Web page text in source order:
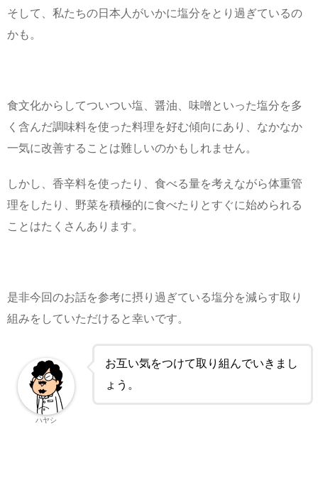
そして、私たちの日本人がいかに塩分をとり過ぎているの
かも。
食文化からしてついつい塩、醤油、味噌といった塩分を多
く含んだ調味料を使った料理を好む傾向にあり、なかなか
一気に改善することは難しいのかもしれません。
しかし、香辛料を使ったり、食べる量を考えながら体重管
理をしたり、野菜を積極的に食べたりとすぐに始められる
ことはたくさんあります。
是非今回のお話を参考に摂り過ぎている塩分を減らす取り
組みをしていただけると幸いです。
お互い気をつけて取り組んでいきまし
ょう。
ハヤシ